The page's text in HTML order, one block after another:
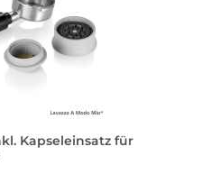
Kapseleinsatz für